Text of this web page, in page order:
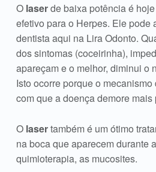
O laserde baixa potência é
efetivo para o Herpes. Ele pode
dentista aqui na Lira Odonto.
dos sintomas (coceirinha),
apareçam e o melhor, diminui o
Isto ocorre porque o
com que a doença demore mais
O lasertambém é um ótimo
na boca que aparecem durante
quimioterapia, as mucosites.